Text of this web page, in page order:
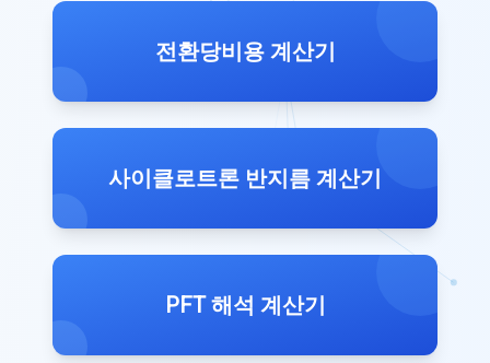
전환당비용 계산기
사이클로트론 반지름 계산기
PFT 해석 계산기